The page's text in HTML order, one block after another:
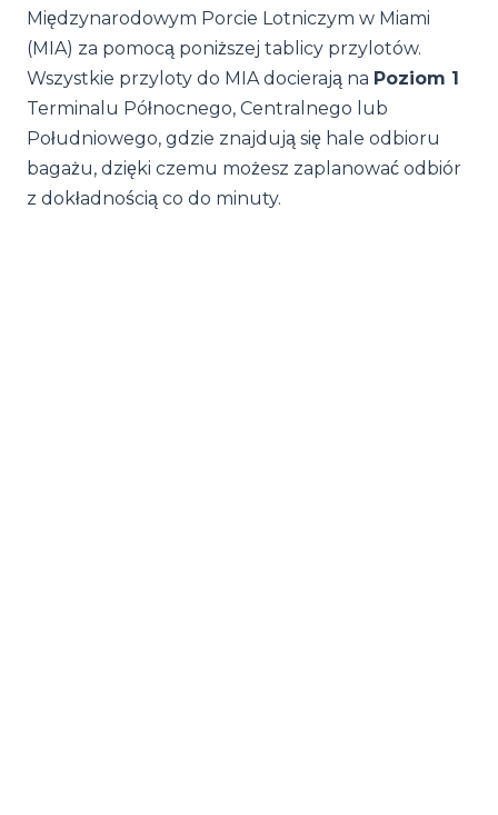
Międzynarodowym Porcie Lotniczym w Miami
(MIA) za pomocą poniższej tablicy przylotów.
Wszystkie przyloty do MIA docierają na Poziom 1
Terminalu Północnego, Centralnego lub
Południowego, gdzie znajdują się hale odbioru
bagażu, dzięki czemu możesz zaplanować odbiór
z dokładnością co do minuty.